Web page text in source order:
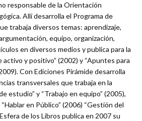
responsable de la Orientación
Allí desarrolla el Programa de
trabaja diversos temas: aprendizaje,
equipo, organización,
en diversos medios y publica para la
activo y positivo” (2002) y “Apuntes para
Con Ediciones Pirámide desarrolla
transversales que trabaja en la
estudio” y “Trabajo en equipo” (2005),
en Público” (2006) “Gestión del
de los Libros publica en 2007 su